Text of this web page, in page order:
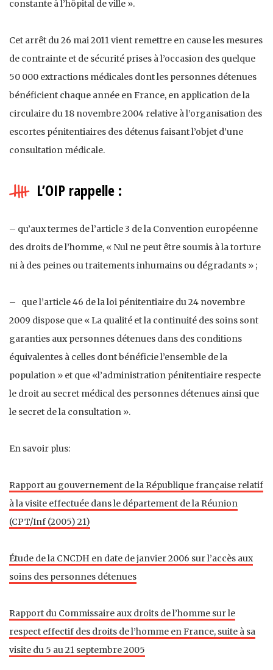
constante à l’hôpital de ville ».
Cet arrêt du 26 mai 2011 vient remettre en cause les mesures
de contrainte et de sécurité prises à l’occasion des quelque
50 000 extractions médicales dont les personnes détenues
bénéficient chaque année en France, en application de la
circulaire du 18 novembre 2004 relative à l’organisation des
escortes pénitentiaires des détenus faisant l’objet d’une
consultation médicale.
L’OIP rappelle :
– qu’aux termes de l’article 3 de la Convention européenne
des droits de l’homme, « Nul ne peut être soumis à la torture
ni à des peines ou traitements inhumains ou dégradants » ;
– que l’article 46 de la loi pénitentiaire du 24 novembre
2009 dispose que « La qualité et la continuité des soins sont
garanties aux personnes détenues dans des conditions
équivalentes à celles dont bénéficie l’ensemble de la
population » et que «l’administration pénitentiaire respecte
le droit au secret médical des personnes détenues ainsi que
le secret de la consultation ».
En savoir plus:
Rapport au gouvernement de la République française relatif
à la visite effectuée dans le département de la Réunion
(CPT/Inf (2005) 21)
Étude de la CNCDH en date de janvier 2006 sur l’accès aux
soins des personnes détenues
Rapport du Commissaire aux droits de l’homme sur le
respect effectif des droits de l’homme en France, suite à sa
visite du 5 au 21 septembre 2005